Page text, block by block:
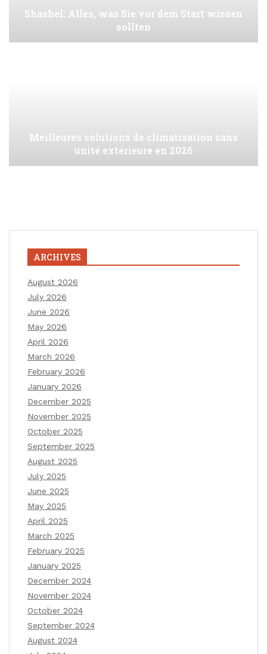
Shashel: Alles, was Sie vor dem Start wissen
sollten
Meilleures solutions de climatisation sans
unité extérieure en 2026
ARCHIVES
August 2026
July 2026
June 2026
May 2026
April 2026
March 2026
February 2026
January 2026
December 2025
November 2025
October 2025
September 2025
August 2025
July 2025
June 2025
May 2025
April 2025
March 2025
February 2025
January 2025
December 2024
November 2024
October 2024
September 2024
August 2024